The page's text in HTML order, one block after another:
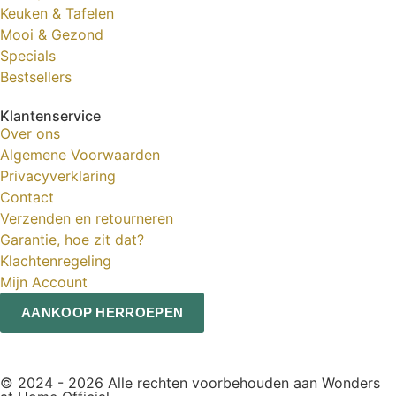
Keuken & Tafelen
Mooi & Gezond
Specials
Bestsellers
Klantenservice
Over ons
Algemene Voorwaarden
Privacyverklaring
Contact
Verzenden en retourneren
Garantie, hoe zit dat?
Klachtenregeling
Mijn Account
AANKOOP HERROEPEN
© 2024 - 2026 Alle rechten voorbehouden aan Wonders